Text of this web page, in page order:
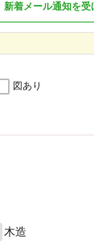
新着メール通知を受
図あり
木造